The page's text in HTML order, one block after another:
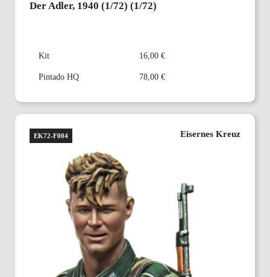
Der Adler, 1940 (1/72) (1/72)
Kit 16,00 €
Pintado HQ 78,00 €
EK72-F004 Eisernes Kreuz